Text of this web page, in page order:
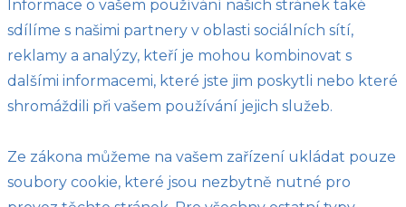
Informace o vašem používání našich stránek také
sdílíme s našimi partnery v oblasti sociálních sítí,
reklamy a analýzy, kteří je mohou kombinovat s
dalšími informacemi, které jste jim poskytli nebo které
shromáždili při vašem používání jejich služeb.
Ze zákona můžeme na vašem zařízení ukládat pouze
soubory cookie, které jsou nezbytně nutné pro